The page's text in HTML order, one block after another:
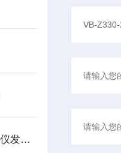
新型DF9011精密瞬态转速仪发布，为工业转速监测带来革新